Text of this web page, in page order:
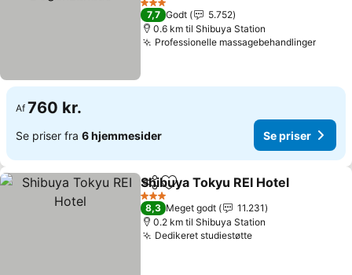
Se priser
3 Stjerner
7,7 Godt
5.752
0.6 km til Shibuya Station
Professionelle massagebehandlingerSe
Af 760 kr.
Se priser fra 6 hjemmesider Se priser
Del Føj til favoritter
Shibuya Tokyu REI Hotel
3 Stjerner
8,3 Meget godt
11.231
0.2 km til Shibuya Station
Dedikeret studiestøtteSe priser